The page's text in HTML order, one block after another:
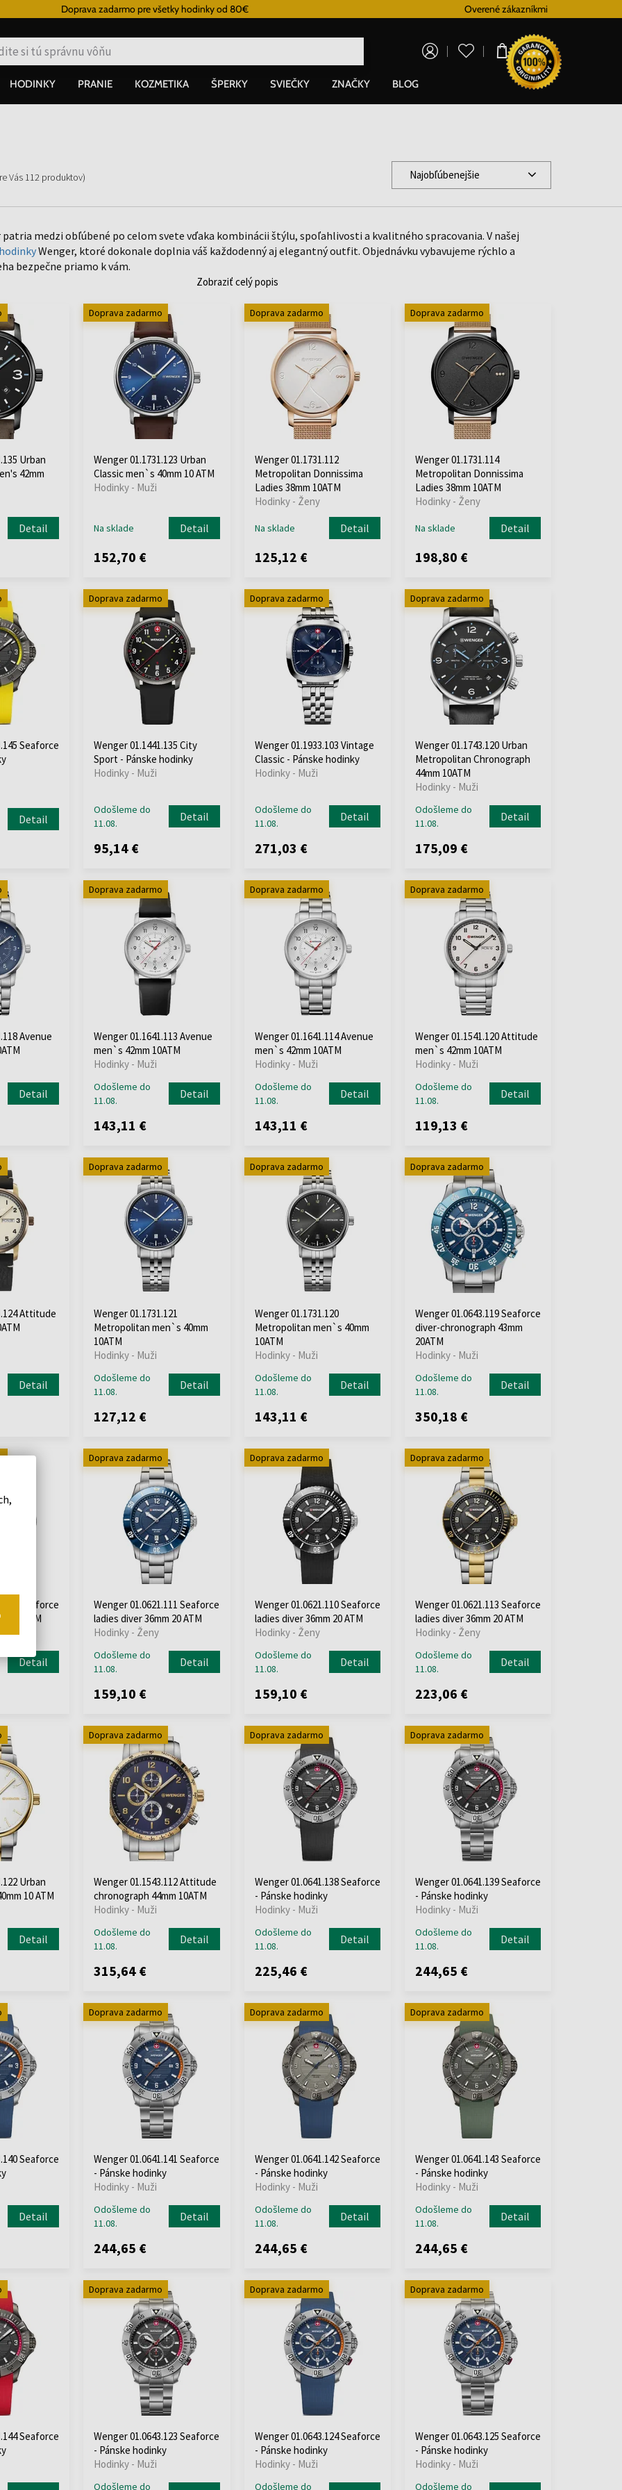
Doprava zadarmo pre všetky hodinky od 80€ Overené zákazníkmi
0,00 €
HODINKY PRANIE KOZMETIKA ŠPERKY SVIEČKY ZNAČKY BLOG
Vás 112 produktov) Najobľúbenejšie
patria medzi obľúbené po celom svete vďaka kombinácii štýlu, spoľahlivosti a kvalitného spracovania. V našej
hodinkyWenger, ktoré dokonale doplnia váš každodenný aj elegantný outfit. Objednávku vybavujeme rýchlo a
bezpečne priamo k vám.
Zobraziť celý popis
Urban
42mm
Detail
Doprava zadarmo
Wenger 01.1731.123 Urban
Classic men`s 40mm 10 ATM
Hodinky - Muži
Na sklade Detail
152,70 €
Doprava zadarmo
Wenger 01.1731.112
Metropolitan Donnissima
Ladies 38mm 10ATM
Hodinky - Ženy
Na sklade Detail
125,12 €
Doprava zadarmo
Wenger 01.1731.114
Metropolitan Donnissima
Ladies 38mm 10ATM
Hodinky - Ženy
Na sklade Detail
198,80 €
Seaforce
Detail
Doprava zadarmo
Wenger 01.1441.135 City
Sport - Pánske hodinky
Hodinky - Muži
Odošleme do
11.08.
Detail
95,14 €
Doprava zadarmo
Wenger 01.1933.103 Vintage
Classic - Pánske hodinky
Hodinky - Muži
Odošleme do
11.08.
Detail
271,03 €
Doprava zadarmo
Wenger 01.1743.120 Urban
Metropolitan Chronograph
44mm 10ATM
Hodinky - Muži
Odošleme do
11.08.
Detail
175,09 €
Avenue
Detail
Doprava zadarmo
Wenger 01.1641.113 Avenue
men`s 42mm 10ATM
Hodinky - Muži
Odošleme do
11.08.
Detail
143,11 €
Doprava zadarmo
Wenger 01.1641.114 Avenue
men`s 42mm 10ATM
Hodinky - Muži
Odošleme do
11.08.
Detail
143,11 €
Doprava zadarmo
Wenger 01.1541.120 Attitude
men`s 42mm 10ATM
Hodinky - Muži
Odošleme do
11.08.
Detail
119,13 €
Attitude
Detail
Doprava zadarmo
Wenger 01.1731.121
Metropolitan men`s 40mm
10ATM
Hodinky - Muži
Odošleme do
11.08.
Detail
127,12 €
Doprava zadarmo
Wenger 01.1731.120
Metropolitan men`s 40mm
10ATM
Hodinky - Muži
Odošleme do
11.08.
Detail
143,11 €
Doprava zadarmo
Wenger 01.0643.119 Seaforce
diver-chronograph 43mm
20ATM
Hodinky - Muži
Odošleme do
11.08.
Detail
350,18 €
Seaforce
20 ATM
Detail
Doprava zadarmo
Wenger 01.0621.111 Seaforce
ladies diver 36mm 20 ATM
Hodinky - Ženy
Odošleme do
11.08.
Detail
159,10 €
Doprava zadarmo
Wenger 01.0621.110 Seaforce
ladies diver 36mm 20 ATM
Hodinky - Ženy
Odošleme do
11.08.
Detail
159,10 €
Doprava zadarmo
Wenger 01.0621.113 Seaforce
ladies diver 36mm 20 ATM
Hodinky - Ženy
Odošleme do
11.08.
Detail
223,06 €
Urban
10 ATM
Detail
Doprava zadarmo
Wenger 01.1543.112 Attitude
chronograph 44mm 10ATM
Hodinky - Muži
Odošleme do
11.08.
Detail
315,64 €
Doprava zadarmo
Wenger 01.0641.138 Seaforce
- Pánske hodinky
Hodinky - Muži
Odošleme do
11.08.
Detail
225,46 €
Doprava zadarmo
Wenger 01.0641.139 Seaforce
- Pánske hodinky
Hodinky - Muži
Odošleme do
11.08.
Detail
244,65 €
Seaforce
Detail
Doprava zadarmo
Wenger 01.0641.141 Seaforce
- Pánske hodinky
Hodinky - Muži
Odošleme do
11.08.
Detail
244,65 €
Doprava zadarmo
Wenger 01.0641.142 Seaforce
- Pánske hodinky
Hodinky - Muži
Odošleme do
11.08.
Detail
244,65 €
Doprava zadarmo
Wenger 01.0641.143 Seaforce
- Pánske hodinky
Hodinky - Muži
Odošleme do
11.08.
Detail
244,65 €
Seaforce
Doprava zadarmo
Wenger 01.0643.123 Seaforce
- Pánske hodinky
Hodinky - Muži
Odošleme do
Doprava zadarmo
Wenger 01.0643.124 Seaforce
- Pánske hodinky
Hodinky - Muži
Odošleme do
Doprava zadarmo
Wenger 01.0643.125 Seaforce
- Pánske hodinky
Hodinky - Muži
Odošleme do